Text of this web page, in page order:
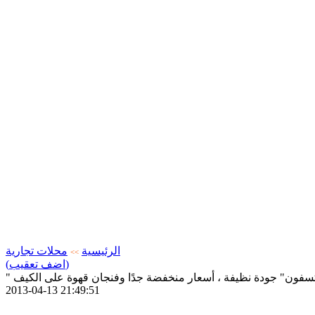
الرئيسية >> محلات تجارية
(اضف تعقيب)
جودة نظيفة ، أسعار منخفضة جدًا وفنجان قهوة على الكيف
2013-04-13 21:49:51